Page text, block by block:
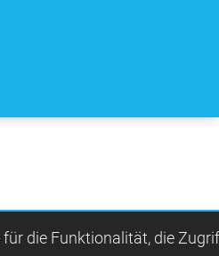
die Funktio­na­lität, die